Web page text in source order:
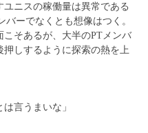
ニスの稼働量は異常である
ーでなくとも想像はつく。
そあるが、大半のPTメンバ
しするように探索の熱を上
言うまいな」